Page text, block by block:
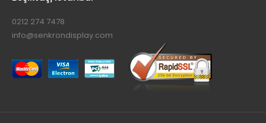
0212 274 7478
info@senkrondisplay.com